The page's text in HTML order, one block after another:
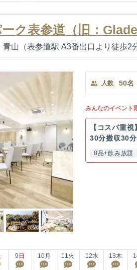
ク表参道（旧：
山（表参道駅 A3番出口より徒歩2
人数 50名
みんなのイベント
【コスパ重
30分撤収30
8品+飲み放題
9 日 10月 11火 12水 13木